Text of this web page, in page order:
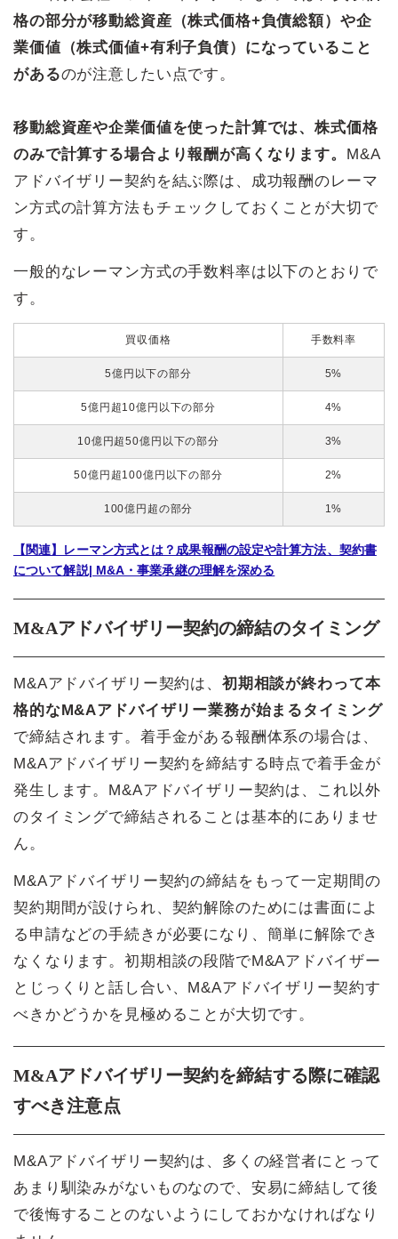
格の部分が移動総資産（株式価格+負債総額）や企
業価値（株式価値+有利子負債）になっていること
があるのが注意したい点です。
移動総資産や企業価値を使った計算では、株式価格
のみで計算する場合より報酬が高くなります。 M&A
アドバイザリー契約を結ぶ際は、成功報酬のレーマ
ン方式の計算方法もチェックしておくことが大切で
す。
一般的なレーマン方式の手数料率は以下のとおりで
す。
買収価格 手数料率
5億円以下の部分 5%
5億円超10億円以下の部分 4%
10億円超50億円以下の部分 3%
50億円超100億円以下の部分 2%
100億円超の部分 1%
【関連】レーマン方式とは？成果報酬の設定や計算方法、契約書
について解説| M&A・事業承継の理解を深める
M&Aアドバイザリー契約の締結のタイミング
M&Aアドバイザリー契約は、 初期相談が終わって本
格的なM&Aアドバイザリー業務が始まるタイミング
で締結されます。着手金がある報酬体系の場合は、
M&Aアドバイザリー契約を締結する時点で着手金が
発生します。M&Aアドバイザリー契約は、これ以外
のタイミングで締結されることは基本的にありませ
ん。
M&Aアドバイザリー契約の締結をもって一定期間の
契約期間が設けられ、契約解除のためには書面によ
る申請などの手続きが必要になり、簡単に解除でき
なくなります。初期相談の段階でM&Aアドバイザー
とじっくりと話し合い、M&Aアドバイザリー契約す
べきかどうかを見極めることが大切です。
M&Aアドバイザリー契約を締結する際に確認
すべき注意点
M&Aアドバイザリー契約は、多くの経営者にとって
あまり馴染みがないものなので、安易に締結して後
で後悔することのないようにしておかなければなり